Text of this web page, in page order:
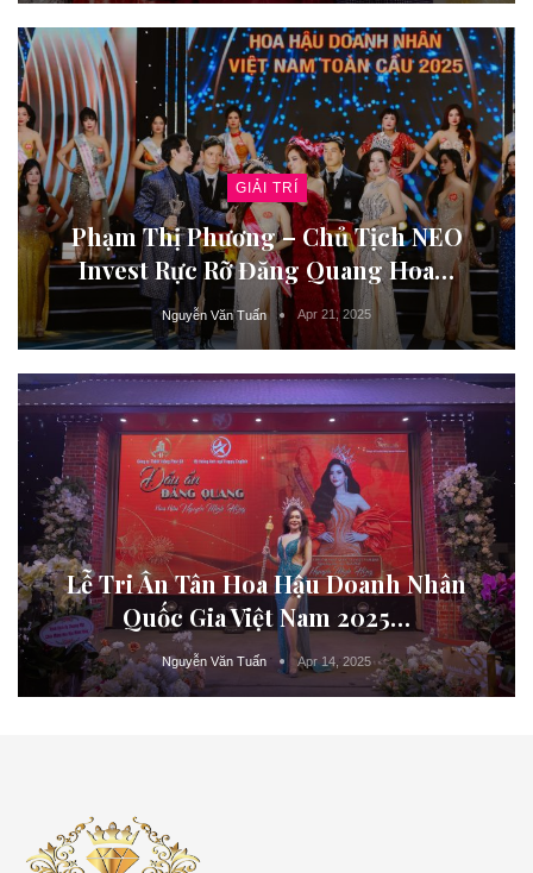
GIẢI TRÍ
Phạm Thị Phương – Chủ Tịch NEO
Invest Rực Rỡ Đăng Quang Hoa…
Nguyễn Văn Tuấn Apr 21, 2025
Lễ Tri Ân Tân Hoa Hậu Doanh Nhân
Quốc Gia Việt Nam 2025…
Nguyễn Văn Tuấn Apr 14, 2025